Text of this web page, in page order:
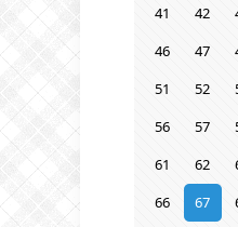
41
42
46
47
51
52
56
57
61
62
66
67